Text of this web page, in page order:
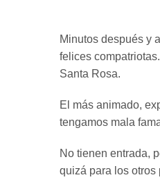
Minutos después y
felices
Santa Rosa.
El más animado,
tengamos mala
No tienen entrada,
quizá para los otros